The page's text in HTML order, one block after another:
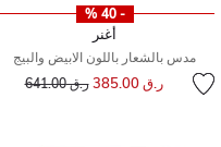
- 40 %
أغنر
مدس بالشعار باللون الابيض والبيج
ر.ق 385.00 سعر مخفض منر.ق 641.00